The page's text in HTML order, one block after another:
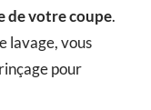
de votre coupe.
lavage, vous
pour